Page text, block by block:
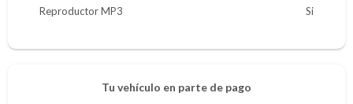
Reproductor MP3
Si
Tu vehículo en parte de pago